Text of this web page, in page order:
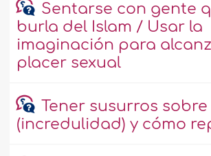
Sentarse con gente
burla del Islam / Usar la
imaginación para
placer sexual
Tener susurros
(incredulidad) y cómo